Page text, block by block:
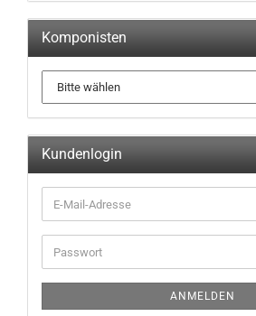
Komponisten
Kundenlogin
ANMELDEN